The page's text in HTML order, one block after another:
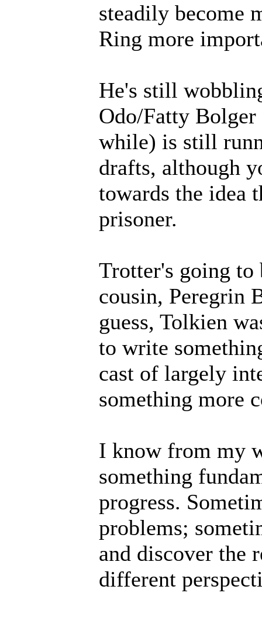
steadily become
Ring more
He's still
Odo/Fatty
while) is still
drafts, although
towards the idea
prisoner.
Trotter's going to
cousin, Peregrin
guess, Tolkien
to write
cast of largely
something more
I know from my
something
progress.
problems;
and discover the
different